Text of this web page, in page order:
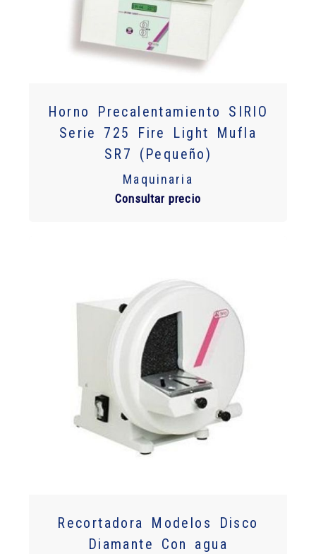
Horno Precalentamiento SIRIO
Serie 725 Fire Light Mufla
SR7 (Pequeño)
Maquinaria
Consultar precio
Recortadora Modelos Disco
Diamante Con agua